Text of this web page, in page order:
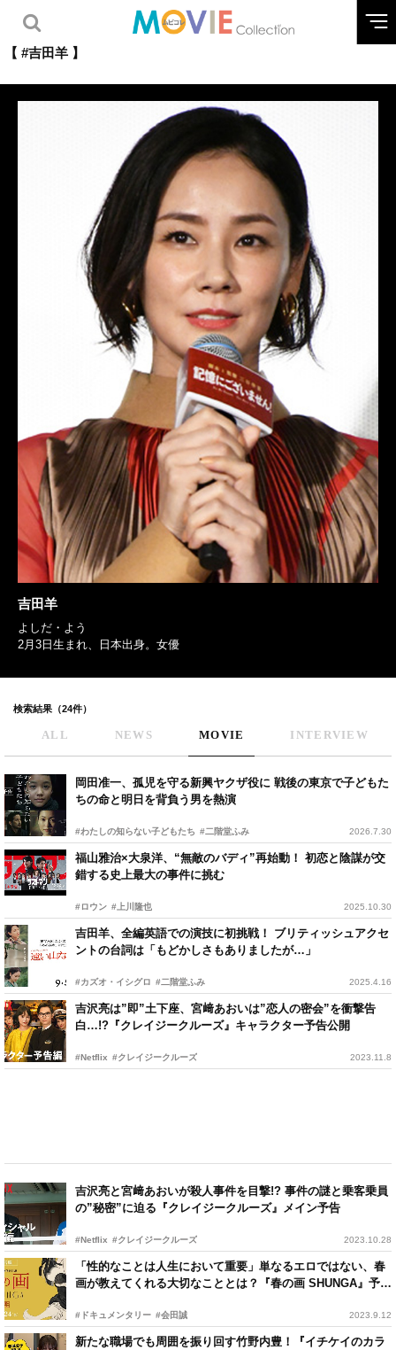
【 #吉田羊 】
吉田羊
よしだ・よう
2月3日生まれ、日本出身。女優
検索結果（24件）
ALL NEWS MOVIE INTERVIEW
岡田准一、孤児を守る新興ヤクザ役に 戦後の東京で子どもた
ちの命と明日を背負う男を熱演
#わたしの知らない子どもたち #二階堂ふみ 2026.7.30
福山雅治×大泉洋、“無敵のバディ”再始動！ 初恋と陰謀が交
錯する史上最大の事件に挑む
#ロウン #上川隆也 2025.10.30
吉田羊、全編英語での演技に初挑戦！ ブリティッシュアクセ
ントの台詞は「もどかしさもありましたが…」
#カズオ・イシグロ #二階堂ふみ 2025.4.16
吉沢亮は”即”土下座、宮﨑あおいは”恋人の密会”を衝撃告
白…!?『クレイジークルーズ』キャラクター予告公開
#Netflix #クレイジークルーズ 2023.11.8
吉沢亮と宮﨑あおいが殺人事件を目撃!? 事件の謎と乗客乗員
の”秘密”に迫る『クレイジークルーズ』メイン予告
#Netflix #クレイジークルーズ 2023.10.28
「性的なことは人生において重要」単なるエロではない、春
画が教えてくれる大切なこととは？『春の画 SHUNGA』予告
#ドキュメンタリー #会田誠 2023.9.12
新たな職場でも周囲を振り回す竹野内豊！『イチケイのカラ